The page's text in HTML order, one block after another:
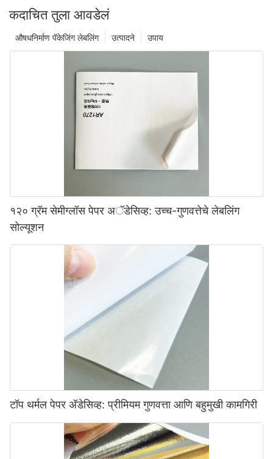
कदाचित तुला आवडेलं
उपाय
उत्पादने
औषधनिर्माण पॅकेजिंग लेबलिंग
१२० ग्रॅम सेमीग्लॉस पेपर अॅडेसिव्ह: उच्च-गुणवत्तेचे लेबलिंग
सोल्यूशन
टॉप थर्मल पेपर अ‍ॅडेसिव्ह: प्रीमियम गुणवत्ता आणि बहुमुखी कामगिरी